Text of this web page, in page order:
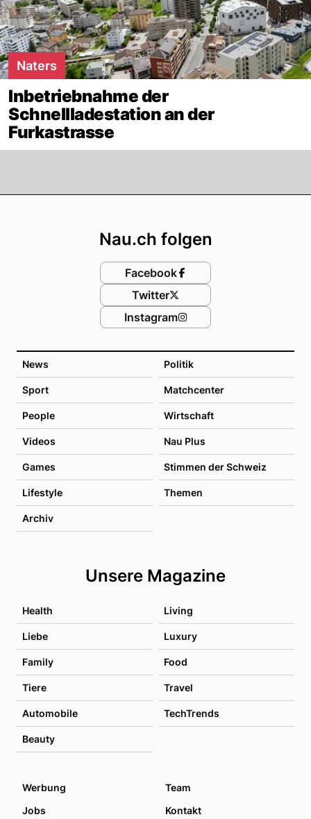
Naters
Inbetriebnahme der
Schnellladestation an der
Furkastrasse
News Politik
Sport Matchcenter
People Wirtschaft
Videos Nau Plus
Games Stimmen der Schweiz
Lifestyle Themen
Archiv
Unsere Magazine
Health Living
Liebe Luxury
Family Food
Tiere Travel
Automobile TechTrends
Beauty
Nau.ch folgen
Facebook
Twitter
Instagram
Werbung
Team
Jobs
Kontakt